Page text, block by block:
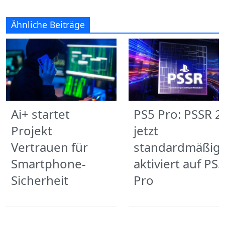
Ähnliche Beiträge
Ai+ startet
Projekt
Vertrauen für
Smartphone-
Sicherheit
PS5 Pro: PSSR
jetzt
standardmäßig
aktiviert auf PS5
Pro